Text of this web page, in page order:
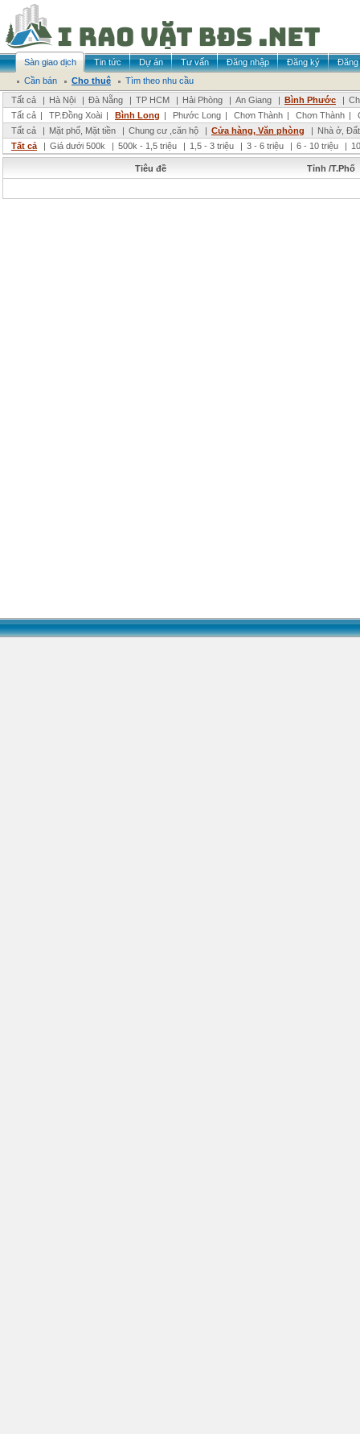
Sàn giao dịch Tin tức Dự án Tư vấn Đăng nhập Đăng ký
Đăng
Cần bán
Cho thuê
Tìm theo nhu cầu
Tất cả
| Hà Nội | Đà Nẵng | TP HCM | Hải Phòng | An Giang | Bình Phước |
Tất cả | TP.Đồng Xoài | Bình Long | Phước Long | Chơn Thành | Chơn Thành |
Tất cả
| Mặt phố, Mặt tiền | Chung cư ,căn hộ | Cửa hàng, Văn phòng | Nhà ở,
Tất cả
| Giá dưới 500k | 500k - 1,5 triệu | 1,5 - 3 triệu | 3 - 6 triệu | 6 - 10 triệu |
Tiêu đề Tỉnh /T.Phố